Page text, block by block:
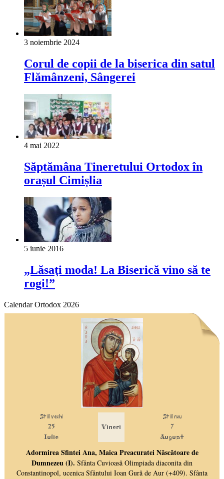
3 noiembrie 2024
Corul de copii de la biserica din satul
Flămânzeni, Sângerei
4 mai 2022
Săptămâna Tineretului Ortodox în
orașul Cimișlia
5 iunie 2016
„Lăsaţi moda! La Biserică vino să te
rogi!”
Calendar Ortodox 2026